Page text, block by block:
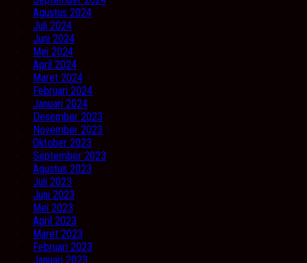
Agustus 2024
Juli 2024
Juni 2024
Mei 2024
April 2024
Maret 2024
Februari 2024
Januari 2024
Desember 2023
November 2023
Oktober 2023
September 2023
Agustus 2023
Juli 2023
Juni 2023
Mei 2023
April 2023
Maret 2023
Februari 2023
Januari 2023